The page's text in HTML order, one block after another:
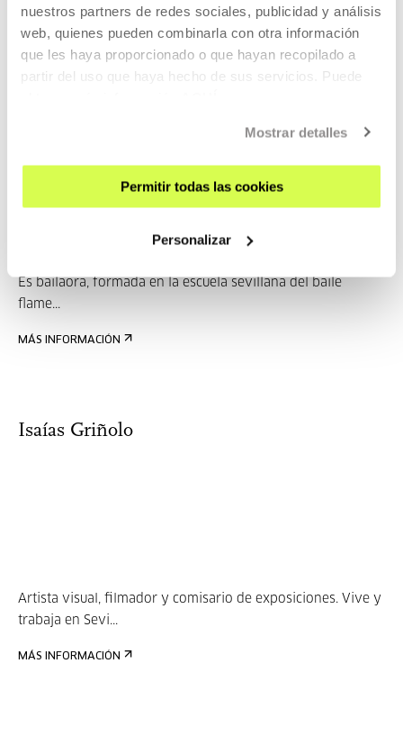
nuestros partners de redes sociales, publicidad y análisis
web, quienes pueden combinarla con otra información
que les haya proporcionado o que hayan recopilado a
partir del uso que haya hecho de sus servicios. Puede
Mostrar detalles
Permitir todas las cookies
Personalizar
Javiera de la Fuente
MÁS INFORMACIÓN
Invitados/as
Javiera de la Fuente
Es bailaora, formada en la escuela sevillana del baile
flame...
MÁS INFORMACIÓN
Isaías Griñolo
Artista visual, filmador y comisario de exposiciones. Vive y
trabaja en Sevi...
MÁS INFORMACIÓN